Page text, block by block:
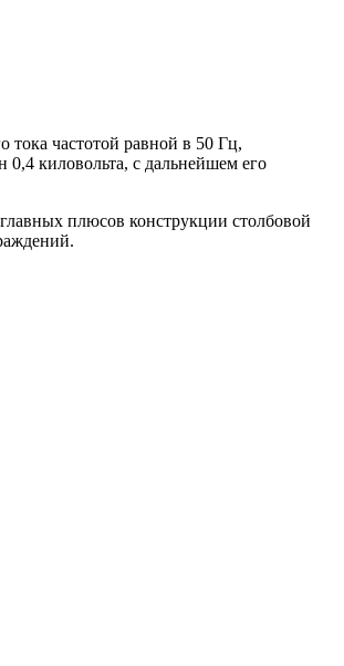
тока частотой равной в 50 Гц,
киловольта, с дальнейшем его
плюсов конструкции столбовой